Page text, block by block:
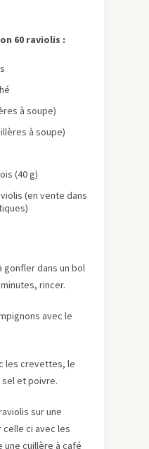
60 raviolis :
à soupe)
à soupe)
(40 g)
(en vente dans
gonfler dans un bol
rincer.
avec le
les crevettes, le
et poivre.
sur une
ci avec les
cuillère à café